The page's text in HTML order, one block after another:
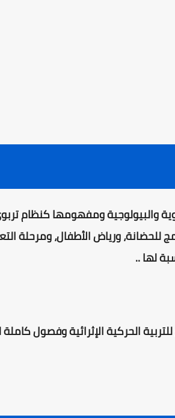
والبيولوجية ومفهومها كنظام
ورياض الأطفال، ومرحلة
لها ..
الحركية الإثرائية وفصول كاملة